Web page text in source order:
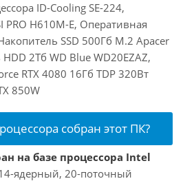
ID-Cooling SE-224,
PRO H610M-E, Оперативная
SSD 500Гб M.2 Apacer
2Тб WD Blue WD20EZAZ,
RTX 4080 16Гб TDP 320Вт
850W
собран этот ПК?
на базе процессора Intel
ядерный, 20-поточный